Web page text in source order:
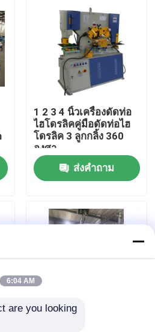
1 2 3 4 นิ้วเครื่องดัดท่อ
ไฮโดรลิคคู่มือดัดท่อไฮ
โดรลิค 3 ลูกกลิ้ง 360
องศา
ส่งคำถาม
6:04 AM
are you looking